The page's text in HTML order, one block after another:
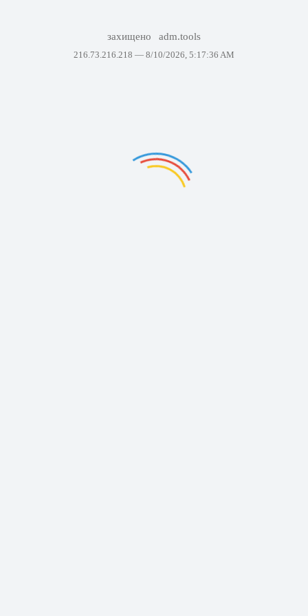
захищено adm.tools
216.73.216.218 — 8/10/2026, 5:17:36 AM